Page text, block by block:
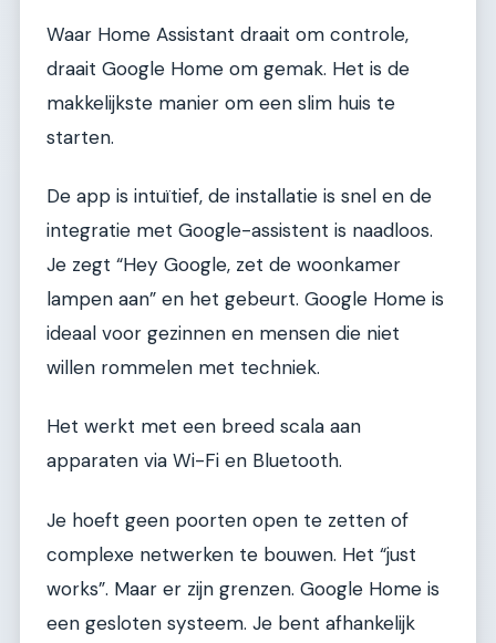
Waar Home Assistant draait om controle,
draait Google Home om gemak. Het is de
makkelijkste manier om een slim huis te
starten.
De app is intuïtief, de installatie is snel en de
integratie met Google-assistent is naadloos.
Je zegt “Hey Google, zet de woonkamer
lampen aan” en het gebeurt. Google Home is
ideaal voor gezinnen en mensen die niet
willen rommelen met techniek.
Het werkt met een breed scala aan
apparaten via Wi-Fi en Bluetooth.
Je hoeft geen poorten open te zetten of
complexe netwerken te bouwen. Het “just
works”. Maar er zijn grenzen. Google Home is
een gesloten systeem. Je bent afhankelijk